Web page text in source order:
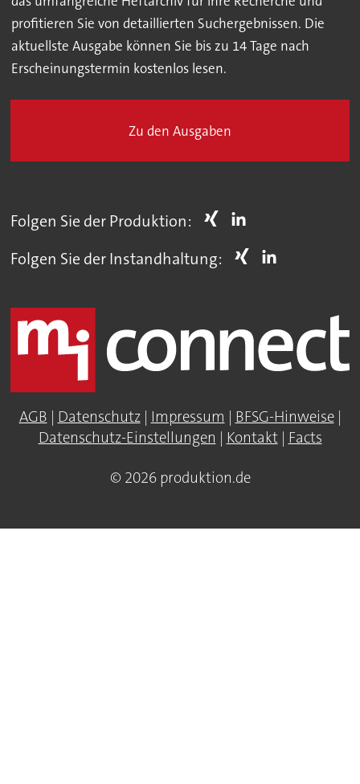
profitieren Sie von detaillierten Suchergebnissen. Die
aktuellste Ausgabe können Sie bis zu 14 Tage nach
Erscheinungstermin kostenlos lesen.
Zu den Ausgaben
Folgen Sie der Produktion:
Folgen Sie der Instandhaltung:
AGB | Datenschutz| Impressum | BFSG-Hinweise|
Datenschutz-Einstellungen | Kontakt| Facts
© 2026 produktion.de